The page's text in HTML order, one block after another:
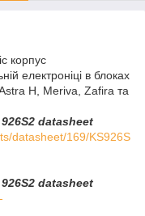
корпус
електроніці в блоках
H, Meriva, Zafira та
datasheet
datasheet/169/KS926S
datasheet